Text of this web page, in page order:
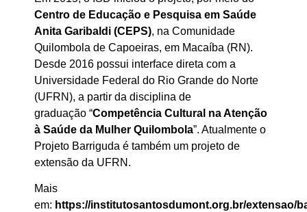
Centro de Educação e Pesquisa em Saúde
Anita Garibaldi (CEPS), na Comunidade
Quilombola de Capoeiras, em Macaíba (RN).
Desde 2016 possui interface direta com a
Universidade Federal do Rio Grande do Norte
(UFRN), a partir da disciplina de
graduação “Competência Cultural na Atenção
à Saúde da Mulher Quilombola”. Atualmente o
Projeto Barriguda é também um projeto de
extensão da UFRN.
Mais
em: https://institutosantosdumont.org.br/extensao/